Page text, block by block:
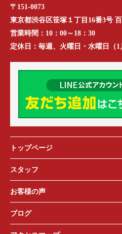
〒151-0073
東京都渋谷区笹塚１丁目16番3号
営業時間： 10：00～18：30
定休日： 毎週、火曜日・水曜日（1
トップページ
スタッフ
お客様の声
ブログ